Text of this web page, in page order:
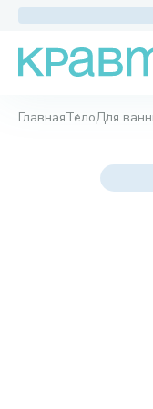
ГлавнаяТелоДля